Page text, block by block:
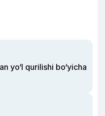
yo‘l qurilishi bo‘yicha